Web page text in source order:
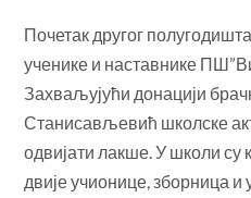
Почетак другог
ученике и наставнике
Захваљујући донацији
Станисављевић школске
одвијати лакше. У школи
двије учионице, зборница и